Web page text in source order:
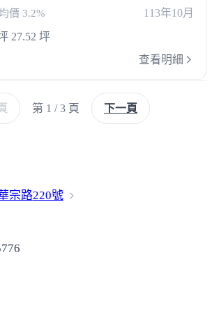
價 3.2%
113年10月
27.52 坪
查看明細
第 1 / 3 頁 下一頁
宗路220號